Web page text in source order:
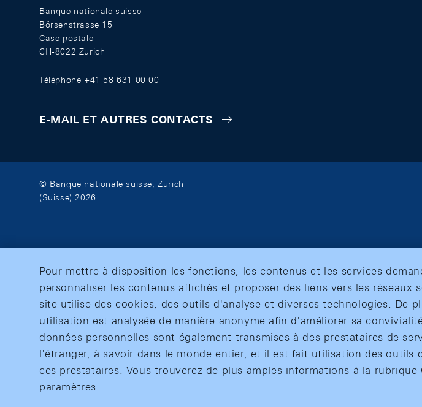
Banque nationale suisse
Börsenstrasse 15
Case postale
CH-8022 Zurich
Téléphone +41 58 631 00 00
E-MAIL ET AUTRES CONTACTS
© Banque nationale suisse, Zurich
(Suisse) 2026
Pour mettre à disposition les fonctions, les contenus et les services
personnaliser les contenus affichés et proposer des liens vers les réseaux
site utilise des cookies, des outils d'analyse et diverses technologies. De
utilisation est analysée de manière anonyme afin d'améliorer sa
données personnelles sont également transmises à des prestataires de
l'étranger, à savoir dans le monde entier, et il est fait utilisation des outils
ces prestataires. Vous trouverez de plus amples informations à la rubrique
paramètres.